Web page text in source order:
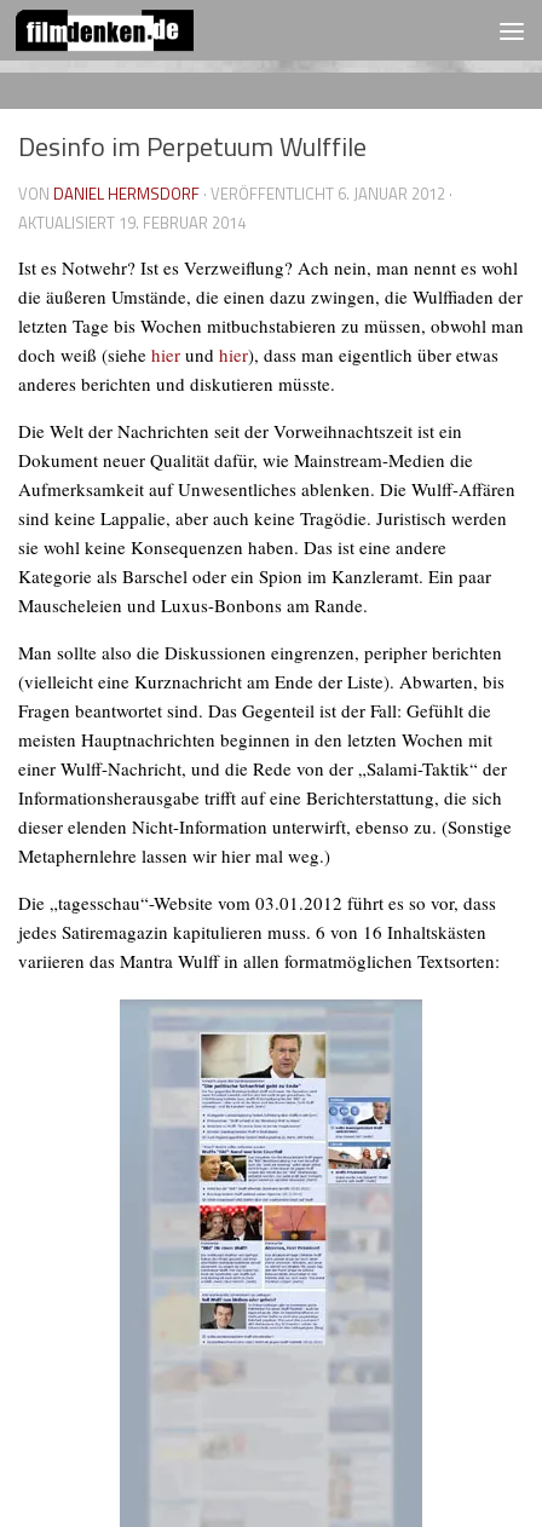
Zum Inhalt springenFOLGEN:
Desinfo im Perpetuum Wulffile
VON DANIEL HERMSDORF · VERÖFFENTLICHT 6. JANUAR 2012 ·
AKTUALISIERT 19. FEBRUAR 2014
Ist es Notwehr? Ist es Verzweiflung? Ach nein, man nennt es wohl
die äußeren Umstände, die einen dazu zwingen, die Wulffiaden der
letzten Tage bis Wochen mitbuchstabieren zu müssen, obwohl man
doch weiß (siehe hier und hier), dass man eigentlich über etwas
anderes berichten und diskutieren müsste.
Die Welt der Nachrichten seit der Vorweihnachtszeit ist ein
Dokument neuer Qualität dafür, wie Mainstream-Medien die
Aufmerksamkeit auf Unwesentliches ablenken. Die Wulff-Affären
sind keine Lappalie, aber auch keine Tragödie. Juristisch werden
sie wohl keine Konsequenzen haben. Das ist eine andere
Kategorie als Barschel oder ein Spion im Kanzleramt. Ein paar
Mauscheleien und Luxus-Bonbons am Rande.
Man sollte also die Diskussionen eingrenzen, peripher berichten
(vielleicht eine Kurznachricht am Ende der Liste). Abwarten, bis
Fragen beantwortet sind. Das Gegenteil ist der Fall: Gefühlt die
meisten Hauptnachrichten beginnen in den letzten Wochen mit
einer Wulff-Nachricht, und die Rede von der „Salami-Taktik“ der
Informationsherausgabe trifft auf eine Berichterstattung, die sich
dieser elenden Nicht-Information unterwirft, ebenso zu. (Sonstige
Metaphernlehre lassen wir hier mal weg.)
Die „tagesschau“-Website vom 03.01.2012 führt es so vor, dass
jedes Satiremagazin kapitulieren muss. 6 von 16 Inhaltskästen
variieren das Mantra Wulff in allen formatmöglichen Textsorten: